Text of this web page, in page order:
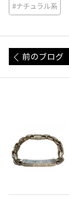
#ナチュラル系
前のブログ